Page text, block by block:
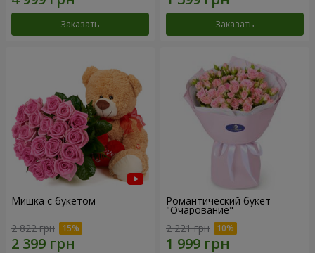
Заказать Заказать
Мишка с букетом
2 822 грн
Романтический букет
"Очарование"
2 221 грн